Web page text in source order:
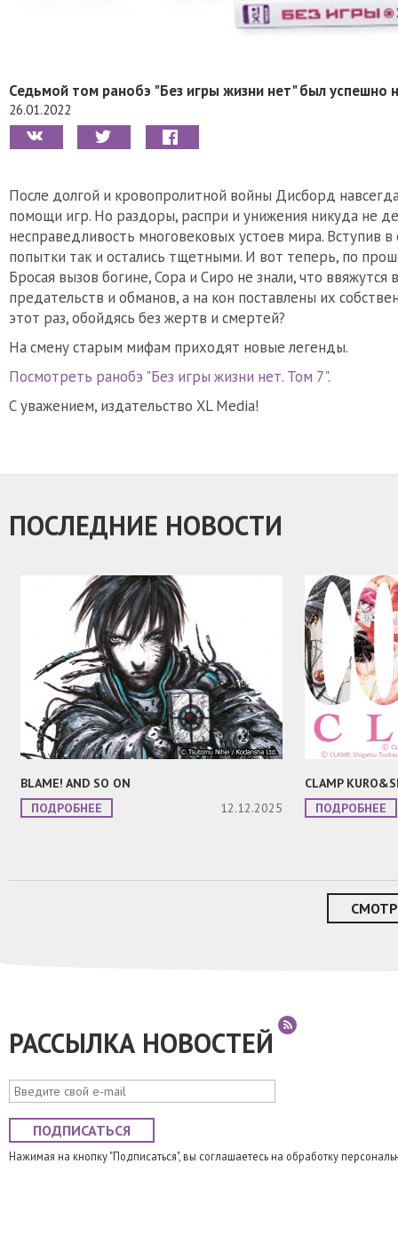
Седьмой том ранобэ "Без игры жизни нет" был успешно
26.01.2022
После долгой и кровопролитной войны Дисборд
помощи игр. Но раздоры, распри и унижения никуда не
несправедливость многовековых устоев мира. Вступив
попытки так и остались тщетными. И вот теперь, по
Бросая вызов богине, Сора и Сиро не знали, что
предательств и обманов, а на кон поставлены их
этот раз, обойдясь без жертв и смертей?
На смену старым мифам приходят новые легенды.
Посмотреть ранобэ "Без игры жизни нет. Том 7".
С уважением, издательство XL Media!
ПОСЛЕДНИЕ НОВОСТИ
BLAME! AND SO ON
ПОДРОБНЕЕ
12.12.2025
CLAMP
ПОДРОБНЕЕ
РАССЫЛКА НОВОСТЕЙ
ПОДПИСАТЬСЯ
Нажимая на кнопку "Подписаться", вы соглашаетесь на обработку